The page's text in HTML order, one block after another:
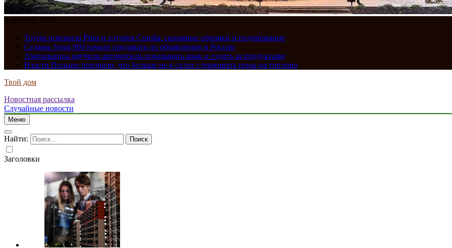
9 августа, 2026
Toyota освежила Prius и хэтчбек Corolla: скромные обновки и подорожание
Седаны Senat 900 начали продавать по объявлению в России
Американцы научили автомобиль показывать язык и ездить за продуктами
Власти Польши признали, что больше не в силах сдерживать цены на топливо
Твой дом
Новостная рассылка
Случайные новости
Меню
Найти:
Заголовки